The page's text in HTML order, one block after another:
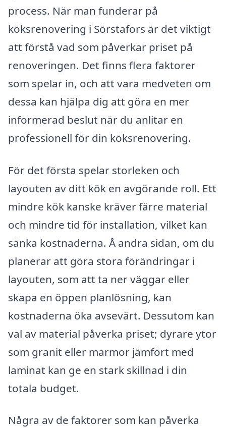
process. När man funderar på
köksrenovering i Sörstafors är det viktigt
att förstå vad som påverkar priset på
renoveringen. Det finns flera faktorer
som spelar in, och att vara medveten om
dessa kan hjälpa dig att göra en mer
informerad beslut när du anlitar en
professionell för din köksrenovering.
För det första spelar storleken och
layouten av ditt kök en avgörande roll. Ett
mindre kök kanske kräver färre material
och mindre tid för installation, vilket kan
sänka kostnaderna. Å andra sidan, om du
planerar att göra stora förändringar i
layouten, som att ta ner väggar eller
skapa en öppen planlösning, kan
kostnaderna öka avsevärt. Dessutom kan
val av material påverka priset; dyrare ytor
som granit eller marmor jämfört med
laminat kan ge en stark skillnad i din
totala budget.
Några av de faktorer som kan påverka